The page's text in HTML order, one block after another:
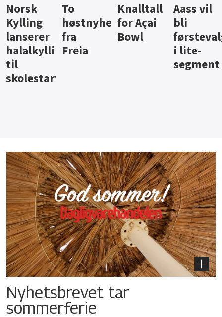
Knalltall
for Açai
Bowl
Aass vil
bli
førstevalg
i lite-
Brus og
jus fra
Berentsen
Hard
iste fra
Hansa
Nyhetsbrevet tar
sommerferie